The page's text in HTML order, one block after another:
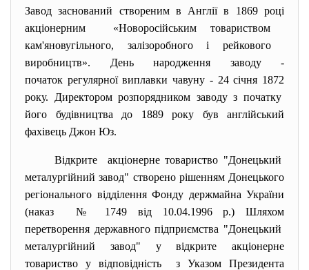
Завод заснований створеним в Англії в 1869 році
акціонерним «Новоросійським товариством
кам'яновугільного, залізоробного і рейкового
виробництв». День народження заводу -
початок регулярної виплавки чавуну - 24 січня 1872
року. Директором розпорядником заводу з початку
його будівництва до 1889 року був англійський
фахівець Джон Юз.
Відкрите акціонерне товариство "Донецький
металургійний завод" створено рішенням Донецького
регіонального відділення Фонду держмайна України
(наказ № 1749 від 10.04.1996 р.) Шляхом
перетворення державного підприємства "Донецький
металургійний завод" у відкрите акціонерне
товариство у відповідність з Указом Президента